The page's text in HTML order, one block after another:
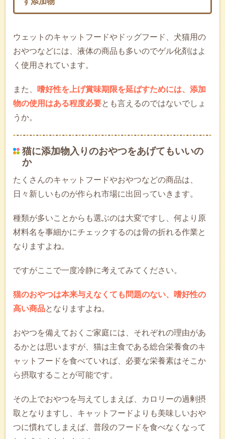
ウェットのキャットフードやドッグフード、犬猫用の
おやつなどには、液体の商品も多いのでゲル化剤はよ
く使用されています。
また、
嗜好性を上げ賞味期限を延ばすためには、添加
物の使用はある程度必要とも言えるのではないでしょ
うか。
猫に添加物入りのおやつをあげてもいいの
か
たくさんのキャットフードやおやつなどの商品は、
日々新しいものが作られ市場に出回っていきます。
種類が多いことからも選ぶのは大変ですし、何より原
材料名を事細かにチェックするのは骨の折れる作業と
なりますよね。
ですがここで一度冷静に考えてみてください。
猫のおやつは本来与えなくても問題のない、嗜好性の
高い商品となりますよね。
おやつを備えておくご家庭には、それぞれの理由があ
るかとは思いますが、猫は主食である総合栄養食のキ
ャットフードを食べていれば、必要な栄養素はそこか
ら摂取することが可能です。
その上でおやつを与えてしまえば、カロリーの過剰摂
取となりますし、キャットフードよりも美味しいおや
つに慣れてしまえば、普段のフードを食べなくなって